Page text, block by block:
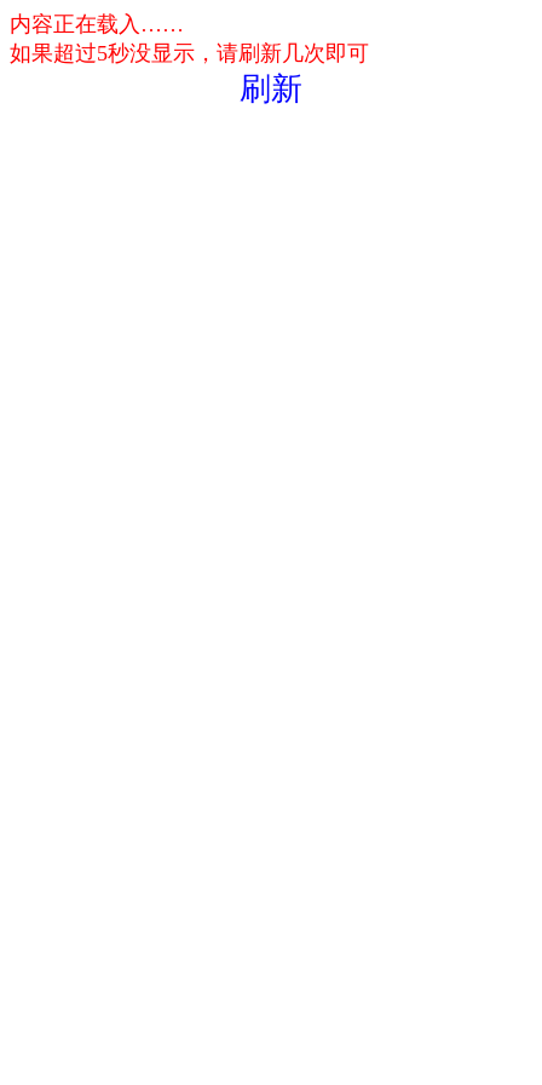
内容正在载入……
如果超过5秒没显示，请刷新几次即可
刷新